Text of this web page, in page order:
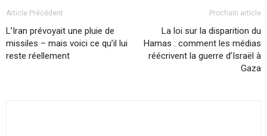
Article Précédent
L’Iran prévoyait une pluie de
missiles – mais voici ce qu’il lui
reste réellement
Prochain article
La loi sur la disparition du
Hamas : comment les médias
réécrivent la guerre d’Israël à
Gaza